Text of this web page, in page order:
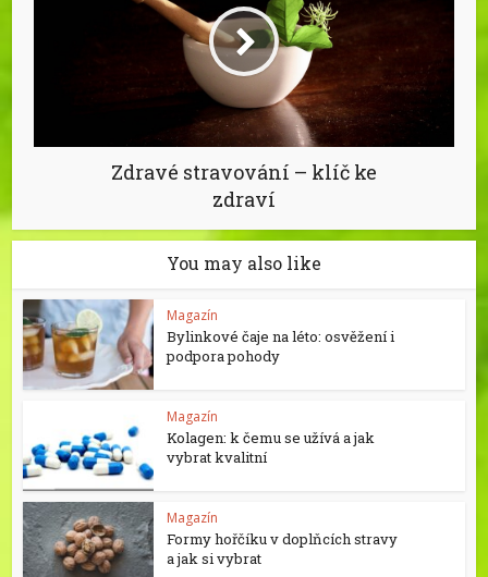
Zdravé stravování – klíč ke
zdraví
You may also like
Magazín
Bylinkové čaje na léto: osvěžení i
podpora pohody
Magazín
Kolagen: k čemu se užívá a jak
vybrat kvalitní
Magazín
Formy hořčíku v doplňcích stravy
a jak si vybrat